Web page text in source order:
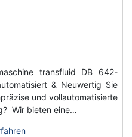
transfluid DB 642-
& Neuwertig Sie
und vollautomatisierte
Wir bieten eine…